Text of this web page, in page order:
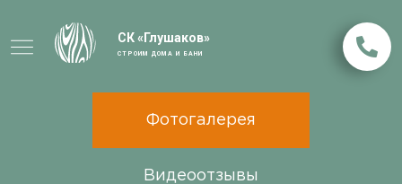
СК «Глушаков»
СТРОИМ ДОМА И БАНИ
Фотогалерея
Видеоотзывы